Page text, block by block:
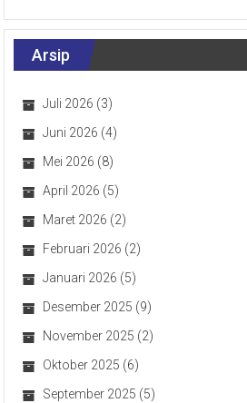
Arsip
Juli 2026 (3)
Juni 2026 (4)
Mei 2026 (8)
April 2026 (5)
Maret 2026 (2)
Februari 2026 (2)
Januari 2026 (5)
Desember 2025 (9)
November 2025 (2)
Oktober 2025 (6)
September 2025 (5)